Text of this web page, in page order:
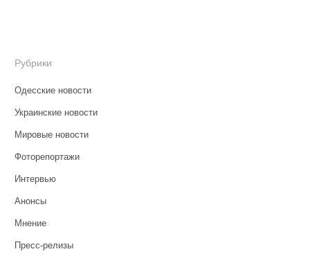
Рубрики
Одесские новости
Украинские новости
Мировые новости
Фоторепортажи
Интервью
Анонсы
Мнение
Пресс-релизы